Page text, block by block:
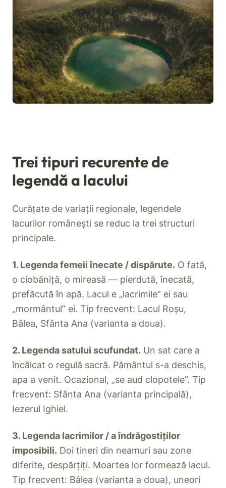
Trei tipuri recurente de
legendă a lacului
Curățate de variații regionale, legendele
lacurilor românești se reduc la trei structuri
principale.
1. Legenda femeii înecate / dispărute. O fată,
o ciobăniță, o mireasă — pierdută, înecată,
prefăcută în apă. Lacul e „lacrimile” ei sau
„mormântul” ei. Tip frecvent: Lacul Roșu,
Bâlea, Sfânta Ana (varianta a doua).
2. Legenda satului scufundat. Un sat care a
încălcat o regulă sacră. Pământul s-a deschis,
apa a venit. Ocazional, „se aud clopotele”. Tip
frecvent: Sfânta Ana (varianta principală),
Iezerul Ighiel.
3. Legenda lacrimilor / a îndrăgostiților
imposibili. Doi tineri din neamuri sau zone
diferite, despărțiți. Moartea lor formează lacul.
Tip frecvent: Bâlea (varianta a doua), uneori